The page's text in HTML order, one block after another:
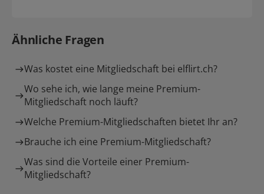
Ähnliche Fragen
Was kostet eine Mitgliedschaft bei elflirt.ch?
Wo sehe ich, wie lange meine Premium-
Mitgliedschaft noch läuft?
Welche Premium-Mitgliedschaften bietet Ihr an?
Brauche ich eine Premium-Mitgliedschaft?
Was sind die Vorteile einer Premium-
Mitgliedschaft?